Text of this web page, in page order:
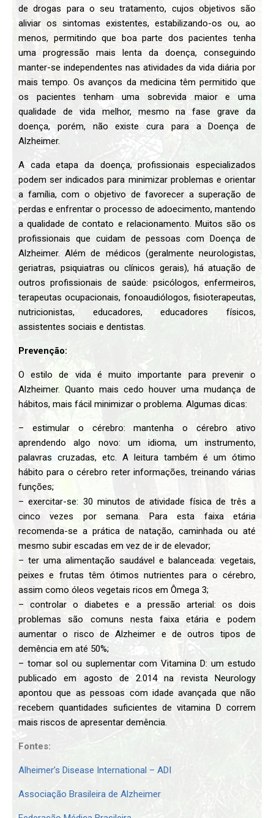
de drogas para o seu tratamento, cujos objetivos são
aliviar os sintomas existentes, estabilizando-os ou, ao
menos, permitindo que boa parte dos pacientes tenha
uma progressão mais lenta da doença, conseguindo
manter-se independentes nas atividades da vida diária por
mais tempo. Os avanços da medicina têm permitido que
os pacientes tenham uma sobrevida maior e uma
qualidade de vida melhor, mesmo na fase grave da
doença, porém, não existe cura para a Doença de
Alzheimer.
A cada etapa da doença, profissionais especializados
podem ser indicados para minimizar problemas e orientar
a família, com o objetivo de favorecer a superação de
perdas e enfrentar o processo de adoecimento, mantendo
a qualidade de contato e relacionamento. Muitos são os
profissionais que cuidam de pessoas com Doença de
Alzheimer. Além de médicos (geralmente neurologistas,
geriatras, psiquiatras ou clínicos gerais), há atuação de
outros profissionais de saúde: psicólogos, enfermeiros,
terapeutas ocupacionais, fonoaudiólogos, fisioterapeutas,
nutricionistas, educadores, educadores físicos,
assistentes sociais e dentistas.
Prevenção:
O estilo de vida é muito importante para prevenir o
Alzheimer. Quanto mais cedo houver uma mudança de
hábitos, mais fácil minimizar o problema. Algumas dicas:
– estimular o cérebro: mantenha o cérebro ativo
aprendendo algo novo: um idioma, um instrumento,
palavras cruzadas, etc. A leitura também é um ótimo
hábito para o cérebro reter informações, treinando várias
funções;
– exercitar-se: 30 minutos de atividade física de três a
cinco vezes por semana. Para esta faixa etária
recomenda-se a prática de natação, caminhada ou até
mesmo subir escadas em vez de ir de elevador;
– ter uma alimentação saudável e balanceada: vegetais,
peixes e frutas têm ótimos nutrientes para o cérebro,
assim como óleos vegetais ricos em Ômega 3;
– controlar o diabetes e a pressão arterial: os dois
problemas são comuns nesta faixa etária e podem
aumentar o risco de Alzheimer e de outros tipos de
demência em até 50%;
– tomar sol ou suplementar com Vitamina D: um estudo
publicado em agosto de 2.014 na revista Neurology
apontou que as pessoas com idade avançada que não
recebem quantidades suficientes de vitamina D correm
mais riscos de apresentar demência.
Fontes:
Alheimer’s Disease International – ADI
Associação Brasileira de Alzheimer